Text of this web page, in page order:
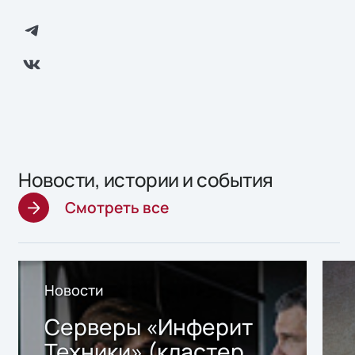
Новости, истории и события
Смотреть все
Новости
Серверы «Инферит